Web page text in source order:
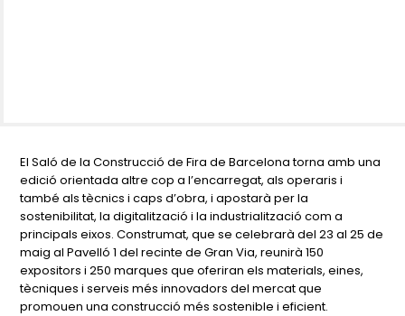
El Saló de la Construcció de Fira de Barcelona torna amb una
edició orientada altre cop a l’encarregat, als operaris i
també als tècnics i caps d’obra, i apostarà per la
sostenibilitat, la digitalització i la industrialització com a
principals eixos. Construmat, que se celebrarà del 23 al 25 de
maig al Pavelló 1 del recinte de Gran Via, reunirà 150
expositors i 250 marques que oferiran els materials, eines,
tècniques i serveis més innovadors del mercat que
promouen una construcció més sostenible i eficient.